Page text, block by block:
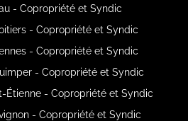
- Copropriété et Syndic
- Copropriété et Syndic
- Copropriété et Syndic
- Copropriété et Syndic
Étienne - Copropriété et Syndic
- Copropriété et Syndic